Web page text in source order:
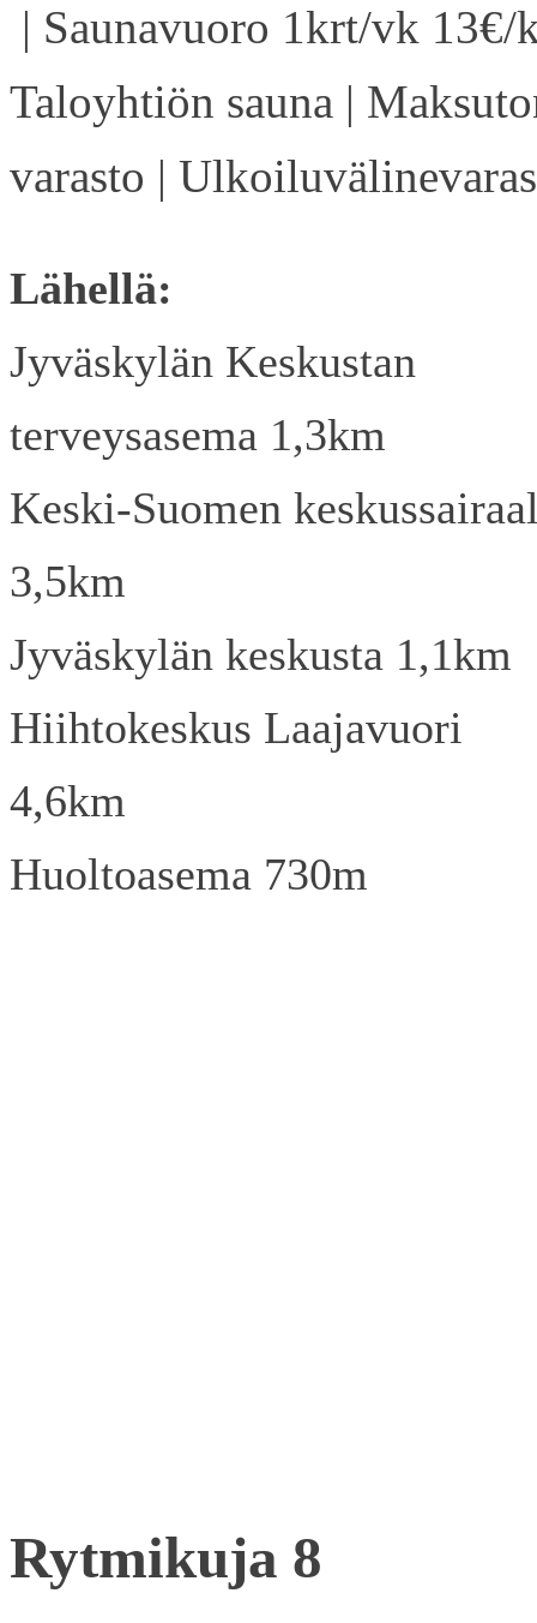
| Saunavuoro 1krt/vk
Taloyhtiön sauna |
varasto |
Lähellä:
Jyväskylän Keskustan
terveysasema 1,3km
Keski-Suomen
3,5km
Jyväskylän keskusta 1,1km
Hiihtokeskus Laajavuori
4,6km
Huoltoasema 730m
Rytmikuja 8